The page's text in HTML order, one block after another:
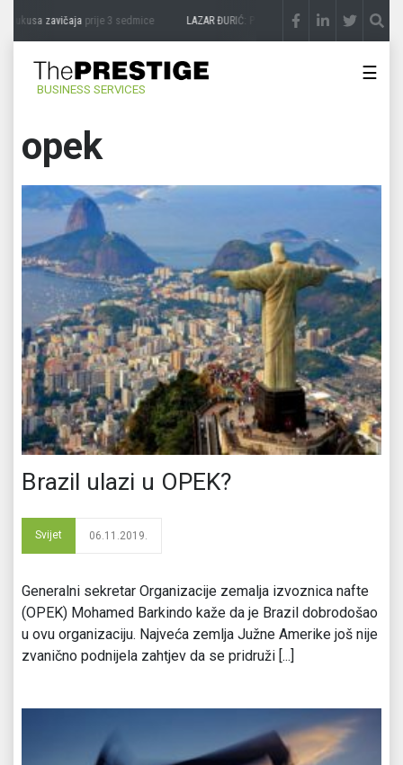
zavičajaprije 3 sedmice LAZAR ĐURIĆ: Promocija potencijal pretvara u
BUSINESS SERVICES
☰
opek
Brazil ulazi u OPEK?
Svijet 06.11.2019.
Generalni sekretar Organizacije zemalja izvoznica nafte
(OPEK) Mohamed Barkindo kaže da je Brazil dobrodošao
u ovu organizaciju. Najveća zemlja Južne Amerike još nije
zvanično podnijela zahtjev da se pridruži [...]